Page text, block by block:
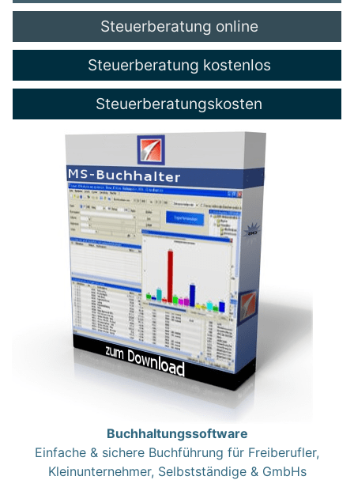
Steuerberatung online
Steuerberatung kostenlos
Steuerberatungskosten
Buchhaltungssoftware
Einfache & sichere Buchführung für Freiberufler,
Kleinunternehmer, Selbstständige & GmbHs